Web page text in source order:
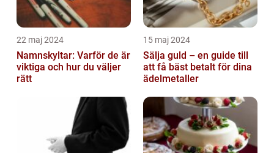
22 maj 2024
Namnskyltar: Varför de är
viktiga och hur du väljer
rätt
15 maj 2024
Sälja guld – en guide till
att få bäst betalt för dina
ädelmetaller